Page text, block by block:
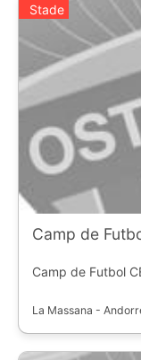
Stade
Camp de
Camp de Futbol
La Massana -